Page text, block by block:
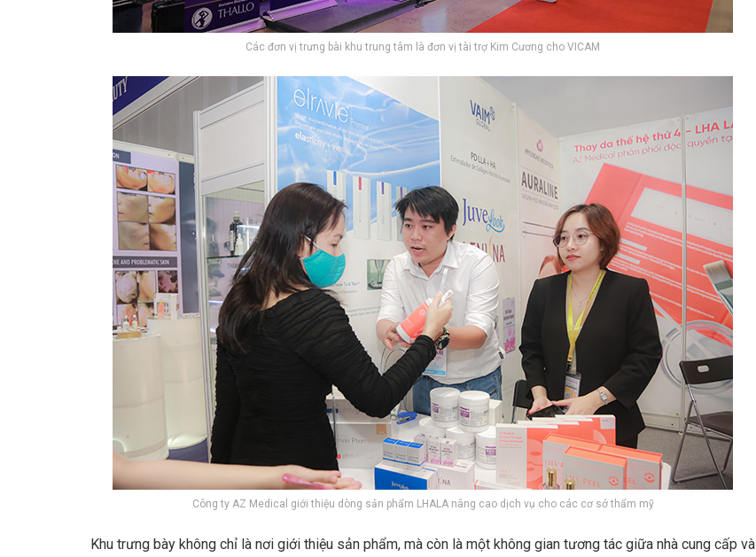
Các đơn vị trưng bài khu trung tâm là đơn vị tài trợ Kim Cương cho VICAM
Công ty AZ Medical giới thiệu dòng sản phẩm LHALA nâng cao dịch vụ cho các cơ sở thẩm mỹ
Khu trưng bày không chỉ là nơi giới thiệu sản phẩm, mà còn là một không gian tương tác giữa nhà cung cấp và